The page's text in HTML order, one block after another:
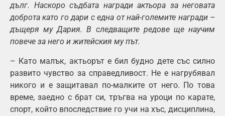
дълг. Наскоро съдбата награди актьора за неговата
доброта като го дари с една от най-големите награди –
дъщеря му Дария. В следващите редове ще научим
повече за него и житейския му път.
– Като малък, актьорът е бил будно дете със силно
развито чувство за справедливост. Не е нагрубявал
никого и е защитавал по-малките от него. По това
време, заедно с брат си, тръгва на уроци по карате,
спорт, който впоследствие го учи на хъс, дисциплина,